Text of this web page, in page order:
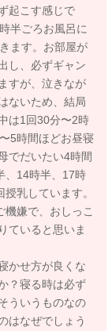
起こす感じで
半ごろお風呂に
ます。お部屋が
し、必ずギャン
すが、泣きなが
ないため、結局
は1回30分〜2時
5時間ほどお昼寝
でだいたい4時間
、14時半、17時
乳しています。
嫌で、おしっこ
ていると思いま
かせ方が良くな
？寝る時は必ず
ういうものなの
はなぜでしょう